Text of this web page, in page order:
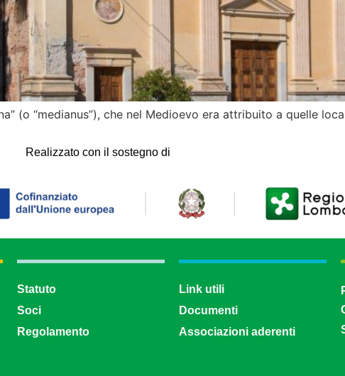
(o “medianus”), che nel Medioevo era attribuito a quelle
Realizzato con il sostegno di
Statuto
Soci
Regolamento
Link utili
Documenti
Associazioni aderenti